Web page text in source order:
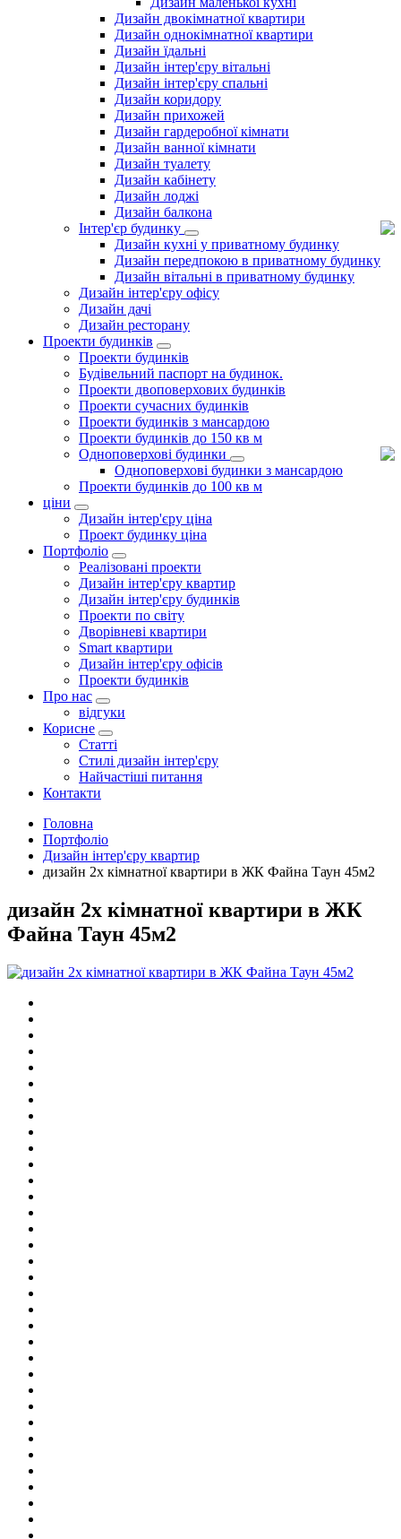
Дизайн двокімнатної квартири
Дизайн однокімнатної квартири
Дизайн їдальні
Дизайн інтер'єру вітальні
Дизайн інтер'єру спальні
Дизайн коридору
Дизайн прихожей
Дизайн гардеробної кімнати
Дизайн ванної кімнати
Дизайн туалету
Дизайн кабінету
Дизайн лоджі
Дизайн балкона
Інтер'єр будинку
Дизайн кухні у приватному будинку
Дизайн передпокою в приватному будинку
Дизайн вітальні в приватному будинку
Дизайн інтер'єру офісу
Дизайн дачі
Дизайн ресторану
Проекти будинків
Проекти будинків
Будівельний паспорт на будинок.
Проекти двоповерхових будинків
Проекти сучасних будинків
Проекти будинків з мансардою
Проекти будинків до 150 кв м
Одноповерхові будинки
Одноповерхові будинки з мансардою
Проекти будинків до 100 кв м
ціни
Дизайн інтер'єру ціна
Проект будинку ціна
Портфоліо
Реалізовані проекти
Дизайн інтер'єру квартир
Дизайн інтер'єру будинків
Проекти по світу
Дворівневі квартири
Smart квартири
Дизайн інтер'єру офісів
Проекти будинків
Про нас
відгуки
Корисне
Статті
Cтилі дизайн інтер'єру
Найчастіші питання
Контакти
Головна
Портфоліо
Дизайн інтер'єру квартир
дизайн 2х кімнатної квартири в ЖК Файна Таун 45м2
дизайн 2х кімнатної квартири в ЖК
Файна Таун 45м2